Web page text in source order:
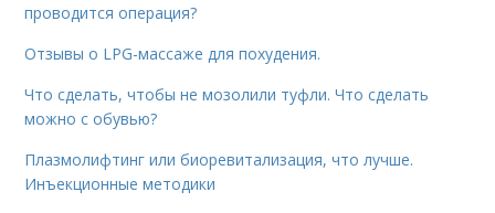
проводится операция?
Отзывы о LPG-массаже для похудения.
Что сделать, чтобы не мозолили туфли. Что сделать
можно с обувью?
Плазмолифтинг или биоревитализация, что лучше.
Инъекционные методики